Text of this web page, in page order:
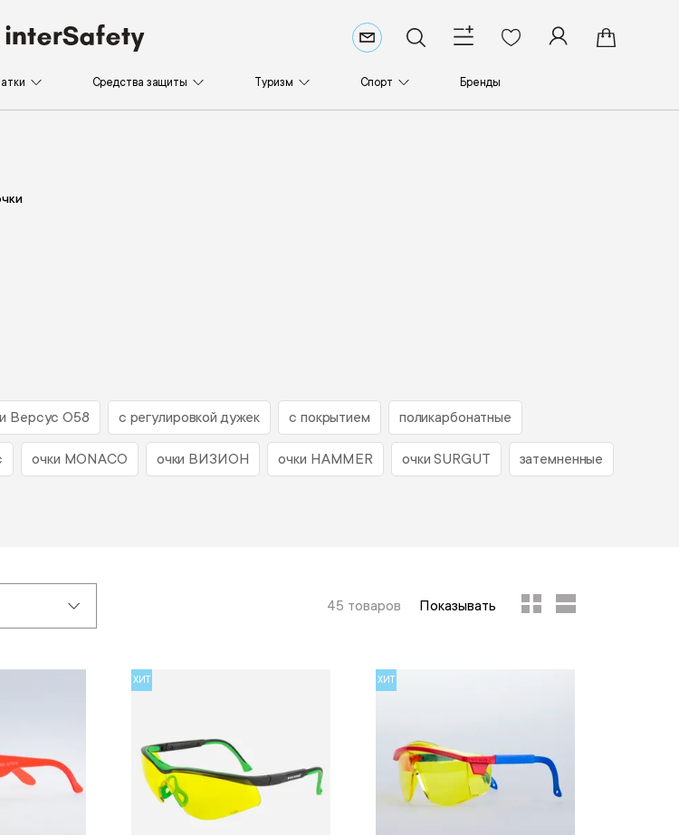
Средства защиты Туризм Спорт Бренды
Версус О58 с регулировкой дужек с покрытием поликарбонатные
очки MONACO очки ВИЗИОН очки HAMMER очки SURGUT затемненные
45 товаров Показывать
ХИТ ХИТ